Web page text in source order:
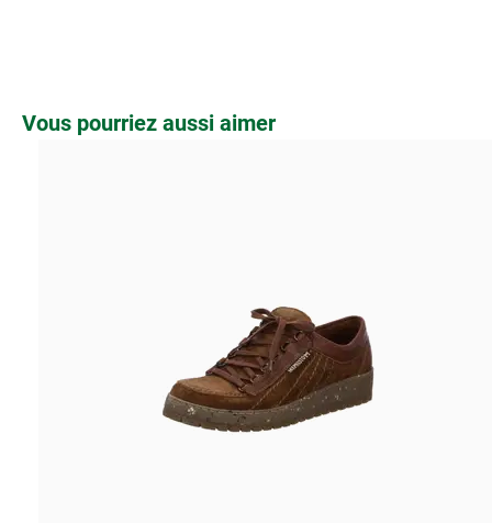
Ignorer la galerie de produits
Vous pourriez aussi aimer